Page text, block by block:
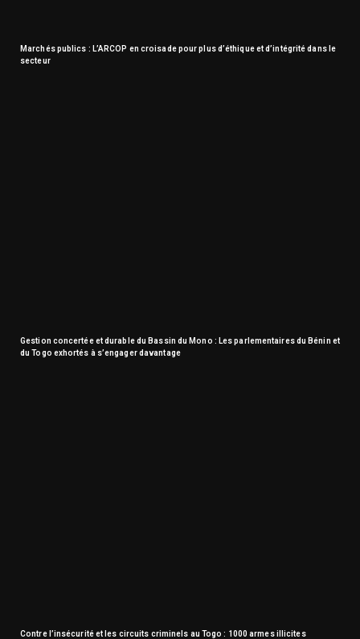
Marchés publics : L’ARCOP en croisade pour plus d’éthique et d’intégrité dans le
secteur
Gestion concertée et durable du Bassin du Mono : Les parlementaires du Bénin et
du Togo exhortés à s’engager davantage
Contre l’insécurité et les circuits criminels au Togo : 1000 armes illicites